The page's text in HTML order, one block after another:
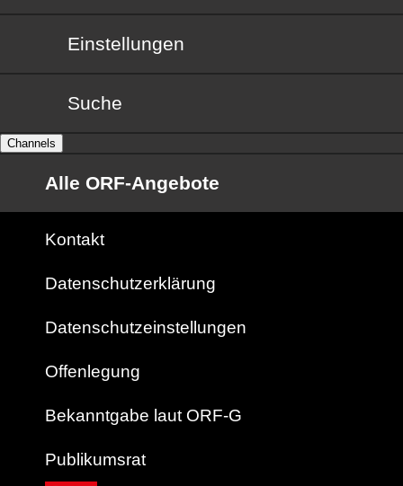
Einstellungen
Suche
Channels
Alle ORF-Angebote
Kontakt
Datenschutzerklärung
Datenschutzeinstellungen
Offenlegung
Bekanntgabe laut ORF-G
Publikumsrat